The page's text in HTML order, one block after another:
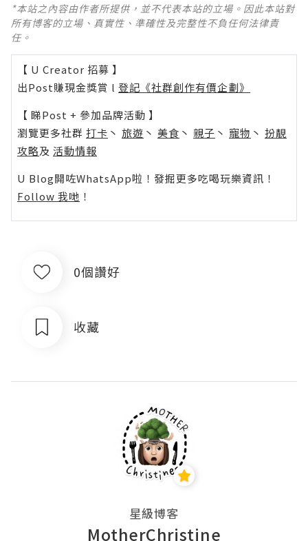
*本站之內容由作者所提供，並不代表本站的立場。因此本站對
所有博客的立場、真實性、準確性及完整性不負任何法律責
任。
【 U Creator 招募 】
出Post賺現金獎賞 l 登記《社群創作有價企劃》
【 睇Post + 參加品牌活動 】
瀏覽更多社群 打卡 丶 旅遊 丶 美食 丶 親子 丶 寵物 丶 扮靚
攻略及 活動情報
U Blog開咗WhatsApp啦！發掘更多吃喝玩樂資訊！
Follow 我哋 ！
0個讚好
收藏
星級博客
MotherChristine